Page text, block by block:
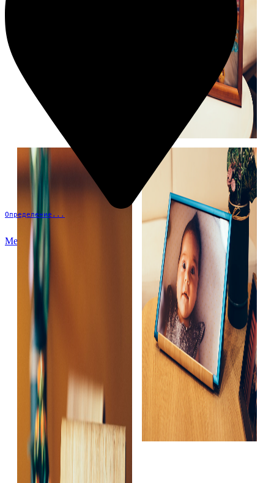
Определение...
Меню